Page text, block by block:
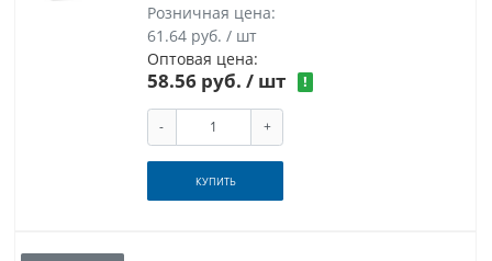
Розничная цена:
61.64 руб. / шт
Оптовая цена:
58.56 руб. / шт !
- +
КУПИТЬ